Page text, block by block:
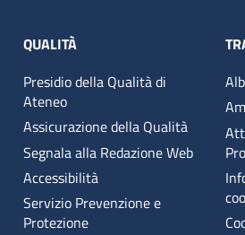
QUALITÀ
Presidio della Qualità di
Ateneo
Assicurazione della Qualità
Segnala alla Redazione Web
Accessibilità
Servizio Prevenzione e
Protezione